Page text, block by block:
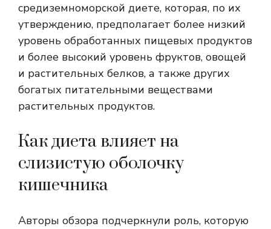
средиземноморской диете, которая, по их
утверждению, предполагает более низкий
уровень обработанных пищевых продуктов
и более высокий уровень фруктов, овощей
и растительных белков, а также других
богатых питательными веществами
растительных продуктов.
Как диета влияет на
слизистую оболочку
кишечника
Авторы обзора подчеркнули роль, которую